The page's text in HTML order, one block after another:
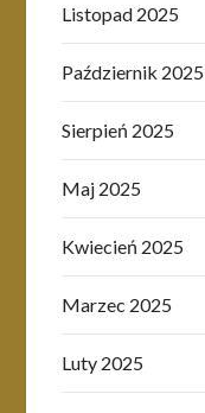
Listopad 2025
Październik 2025
Sierpień 2025
Maj 2025
Kwiecień 2025
Marzec 2025
Luty 2025